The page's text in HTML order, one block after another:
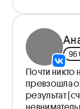
96
Почти никто
превзошла
результат